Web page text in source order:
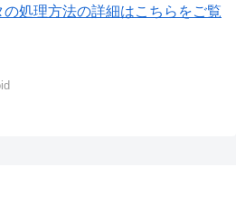
の処理方法の詳細はこちらをご覧